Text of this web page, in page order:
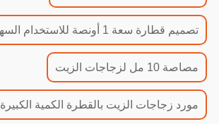
تصميم قطارة سعة 1 أونصة للاستخدام السهل
مصاصة 10 مل لزجاجات الزيت
مورد زجاجات الزيت بالقطرة الكمية الكبيرة